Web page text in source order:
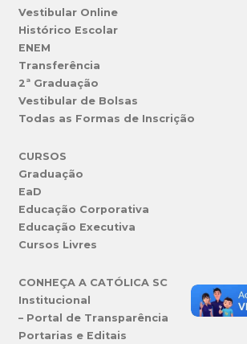
Vestibular Online
Histórico Escolar
ENEM
Transferência
2ª Graduação
Vestibular de Bolsas
Todas as Formas de Inscrição
CURSOS
Graduação
EaD
Educação Corporativa
Educação Executiva
Cursos Livres
CONHEÇA A CATÓLICA SC
Institucional
– Portal de Transparência
Portarias e Editais